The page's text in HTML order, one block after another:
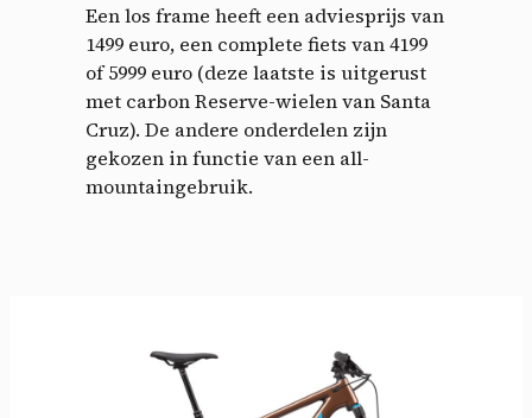
Een los frame heeft een adviesprijs van
1499 euro, een complete fiets van 4199
of 5999 euro (deze laatste is uitgerust
met carbon Reserve-wielen van Santa
Cruz). De andere onderdelen zijn
gekozen in functie van een all-
mountaingebruik.